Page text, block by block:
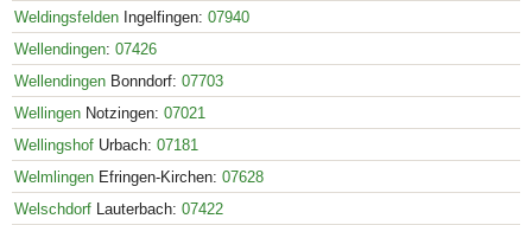
Weldingsfelden Ingelfingen: 07940
Wellendingen: 07426
Wellendingen Bonndorf: 07703
Wellingen Notzingen: 07021
Wellingshof Urbach: 07181
Welmlingen Efringen-Kirchen: 07628
Welschdorf Lauterbach: 07422